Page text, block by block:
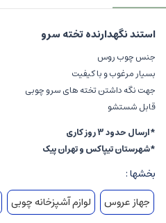
استند نگهدارنده تخته سرو
جنس چوب روس
بسیار مرغوب و با کیفیت
جهت نگه داشتن تخته های سرو چوبی
قابل شستشو
*ارسال حدود 3 روز کاری
*شهرستان تیپاکس و تهران پیک
بخشها :
جهاز عروس
لوازم آشپزخانه چوبی